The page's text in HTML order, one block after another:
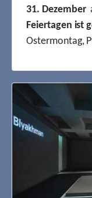
31. Dezember
Feiertagen ist
Ostermontag,